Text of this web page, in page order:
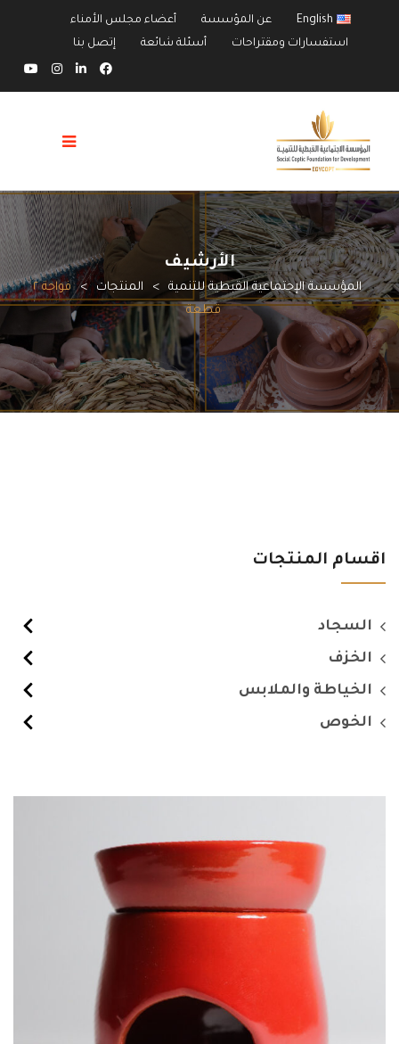
English عن المؤسسة
أعضاء مجلس الأمناء
استفسارات ومقتراحات
أسئلة شائعة إتصل بنا
الأرشيف
المؤسسة الإجتماعية القبطية للتنمية > المنتجات >
فواحة ٢
قطعة
اقسام المنتجات
السجاد
الخزف
الخياطة والملابس
الخوص